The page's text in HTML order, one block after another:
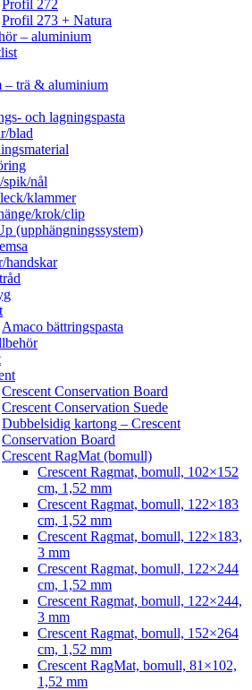
Profil 272
Profil 273 + Natura
– aluminium
– trä & aluminium
och lagningspasta
blad
spik/nål
klammer
krok/clip
(upphängningssystem)
handskar
Amaco bättringspasta
Crescent Conservation Board
Crescent Conservation Suede
Dubbelsidig kartong – Crescent
Conservation Board
Crescent RagMat (bomull)
Crescent Ragmat, bomull, 102×152
cm, 1,52 mm
Crescent Ragmat, bomull, 122×183
cm, 1,52 mm
Crescent Ragmat, bomull, 122×183,
3 mm
Crescent Ragmat, bomull, 122×244
cm, 1,52 mm
Crescent Ragmat, bomull, 122×244,
3 mm
Crescent Ragmat, bomull, 152×264
cm, 1,52 mm
Crescent RagMat, bomull, 81×102,
1,52 mm